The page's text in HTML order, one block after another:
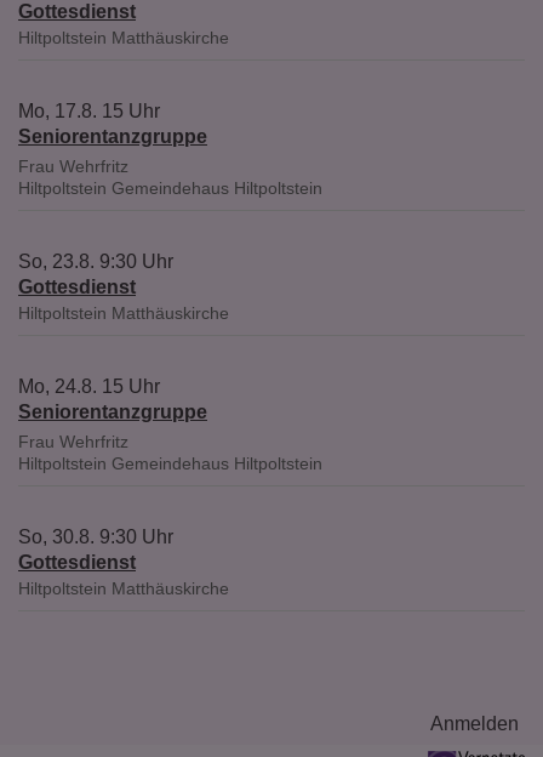
Gottesdienst
Hiltpoltstein Matthäuskirche
Mo, 17.8. 15 Uhr
Seniorentanzgruppe
Frau Wehrfritz
Hiltpoltstein Gemeindehaus Hiltpoltstein
So, 23.8. 9:30 Uhr
Gottesdienst
Hiltpoltstein Matthäuskirche
Mo, 24.8. 15 Uhr
Seniorentanzgruppe
Frau Wehrfritz
Hiltpoltstein Gemeindehaus Hiltpoltstein
So, 30.8. 9:30 Uhr
Gottesdienst
Hiltpoltstein Matthäuskirche
Anmelden